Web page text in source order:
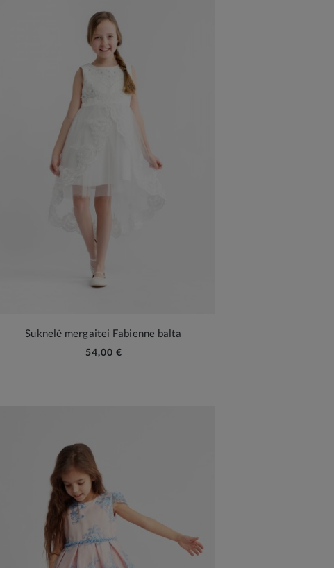
Suknelė mergaitei Fabienne balta
54,00 €